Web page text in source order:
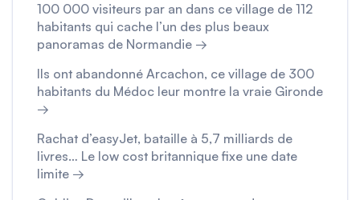
100 000 visiteurs par an dans ce village de 112
habitants qui cache l’un des plus beaux
panoramas de Normandie →
Ils ont abandonné Arcachon, ce village de 300
habitants du Médoc leur montre la vraie Gironde
→
Rachat d’easyJet, bataille à 5,7 milliards de
livres… Le low cost britannique fixe une date
limite →